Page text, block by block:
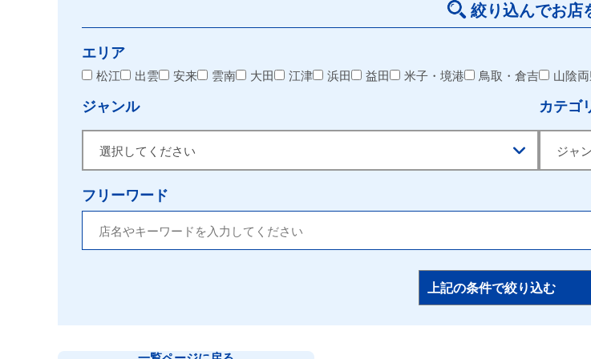
絞り込んでお店
エリア
松江 出雲 安来 雲南 大田 江津 浜田 益田 米子・境港 鳥取・倉吉 山陰
ジャンル カテゴ
フリーワード
上記の条件で絞り込む